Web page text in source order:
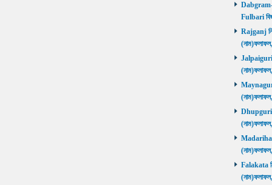
Dabgram-
Fulbari
Rajganj
Jalpaiguri
Maynaguri
Dhupguri
Madarihat
Falakata